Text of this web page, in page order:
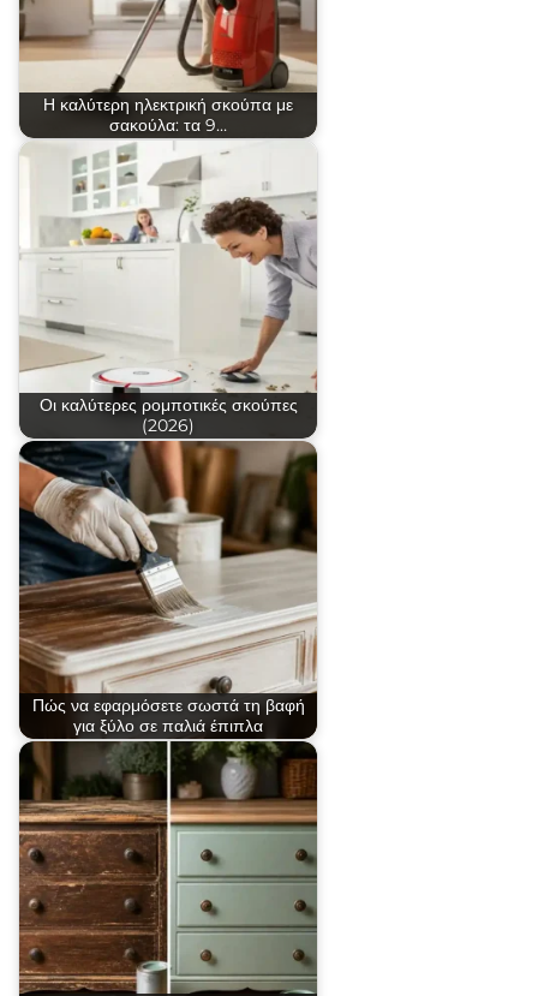
Η καλύτερη ηλεκτρική σκούπα με
σακούλα: τα 9…
Οι καλύτερες ρομποτικές σκούπες
(2026)
Πώς να εφαρμόσετε σωστά τη βαφή
για ξύλο σε παλιά έπιπλα